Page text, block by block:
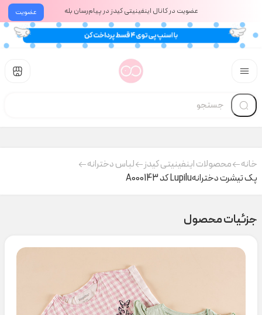
عضویت عضویت در کانال اینفینیتی کیدز در پیام‌رسان بله
خانه محصولات اینفینیتی کیدز
لباس دخترانه
پک تیشرت دخترانهLupilu کد A000143
جزئیات محصول